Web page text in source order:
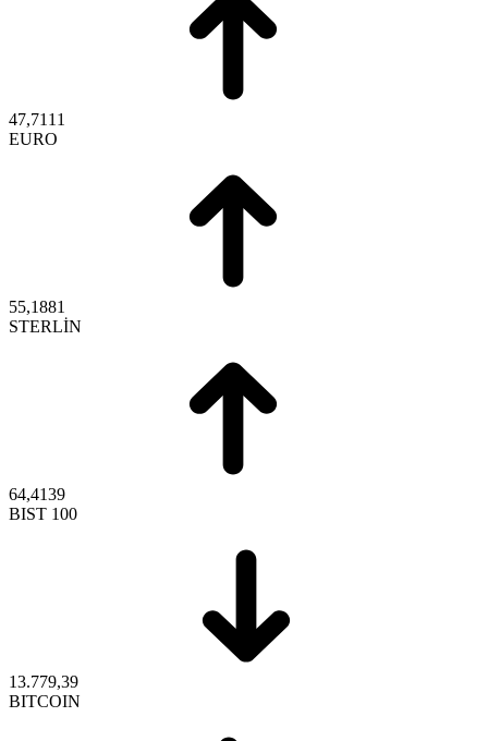
47,7111
EURO
55,1881
STERLİN
64,4139
BIST 100
13.779,39
BITCOIN